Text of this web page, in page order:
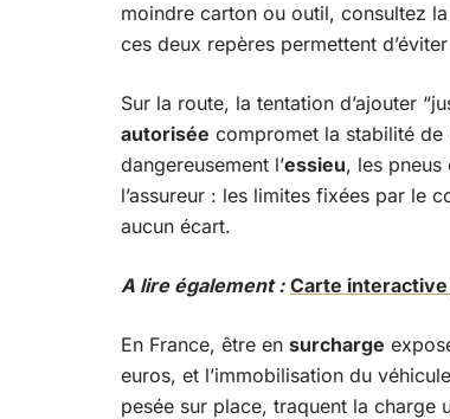
moindre carton ou outil, consultez la
ces deux repères permettent
Sur la route, la tentation d’ajouter
autorisée compromet la stabilité de
dangereusement l’essieu, les pneus
l’assureur : les limites fixées par le
aucun écart.
A lire également : Carte
En France, être en surcharge
euros, et l’immobilisation du
pesée sur place, traquent la charge